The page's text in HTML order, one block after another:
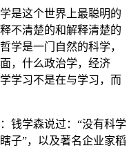
是这个世界上最聪明的
不清楚的和解释清楚的
学是一门自然的科学，
，什么政治学，经济
学习不是在与学习，而
钱学森说过：“没有科学
子”，以及著名企业家稻